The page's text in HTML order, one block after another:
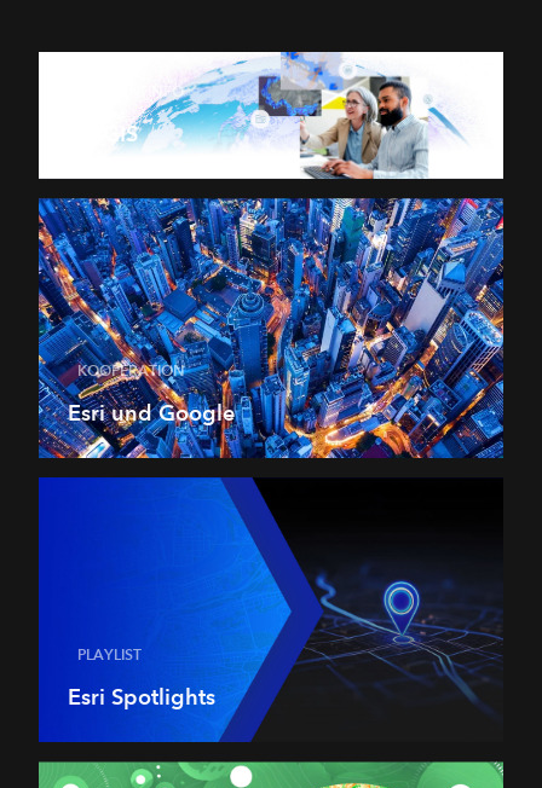
PRODUKTINFO
ArcGIS
KOOPERATION
Esri und Google
PLAYLIST
Esri Spotlights